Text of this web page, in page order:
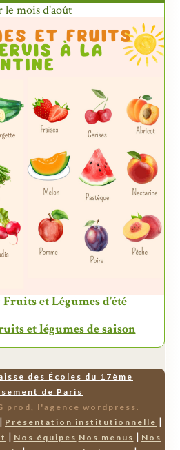
le mois d'août
Fruits et Légumes d’été
et légumes de saison
des Écoles du 17ème
de Paris
prod, l'agence wordpress
| Présentation institutionnelle |
| Nos équipes Nos menus | Nos